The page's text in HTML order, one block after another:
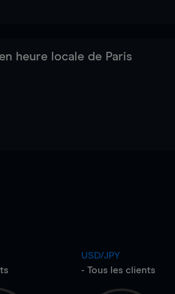
heure locale de Paris
USD/JPY
- Tous les clients